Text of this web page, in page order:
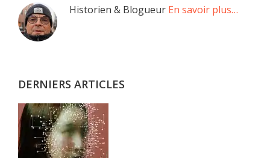
Barre
latérale
Historien & Blogueur En savoir plus…
DERNIERS ARTICLES